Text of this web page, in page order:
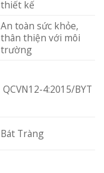
thiết kế
An toàn sức khỏe,
thân thiện với môi
trường
QCVN12-4:2015/BYT
Bát Tràng